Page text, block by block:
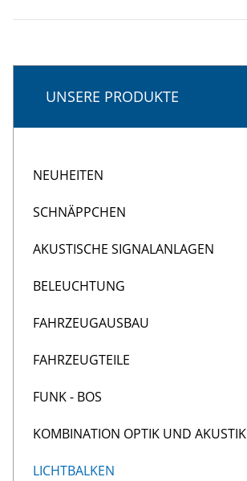
UNSERE PRODUKTE
NEUHEITEN
SCHNÄPPCHEN
AKUSTISCHE SIGNALANLAGEN
BELEUCHTUNG
FAHRZEUGAUSBAU
FAHRZEUGTEILE
FUNK - BOS
KOMBINATION OPTIK UND AKUSTIK
LICHTBALKEN